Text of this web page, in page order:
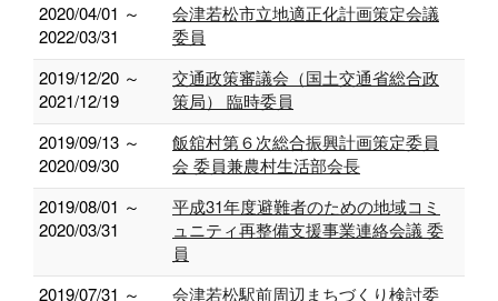
2020/04/01 ～
2022/03/31
会津若松市立地適正化計画策定会議
委員
2019/12/20 ～
2021/12/19
交通政策審議会（国土交通省総合政
策局） 臨時委員
2019/09/13 ～
2020/09/30
飯舘村第６次総合振興計画策定委員
会 委員兼農村生活部会長
2019/08/01 ～
2020/03/31
平成31年度避難者のための地域コミ
ュニティ再整備支援事業連絡会議 委
員
2019/07/31 ～
会津若松駅前周辺まちづくり検討委